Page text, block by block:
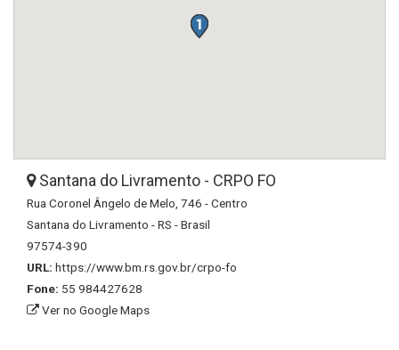
Santana do Livramento - CRPO FO
Rua Coronel Ângelo de Melo, 746 - Centro
Santana do Livramento - RS - Brasil
97574-390
URL: https://www.bm.rs.gov.br/crpo-fo
Fone: 55 984427628
Ver no Google Maps